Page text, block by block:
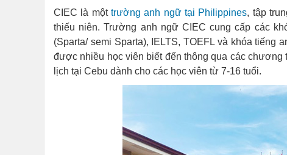
CIEC là một trường anh ngữ tại Philippines, tập
thiếu niên. Trường anh ngữ CIEC cung cấp các
(Sparta/ semi Sparta), IELTS, TOEFL và khóa tiếng
được nhiều học viên biết đến thông qua các
lịch tại Cebu dành cho các học viên từ 7-16 tuổi.